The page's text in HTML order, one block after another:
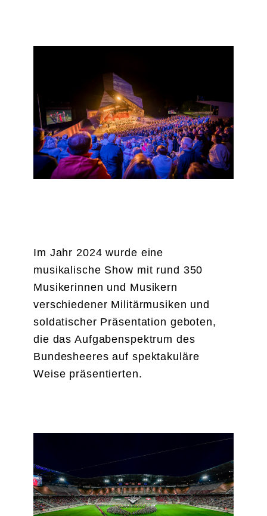
Im Jahr 2024 wurde eine
musikalische Show mit rund 350
Musikerinnen und Musikern
verschiedener Militärmusiken und
soldatischer Präsentation geboten,
die das Aufgabenspektrum des
Bundesheeres auf spektakuläre
Weise präsentierten.